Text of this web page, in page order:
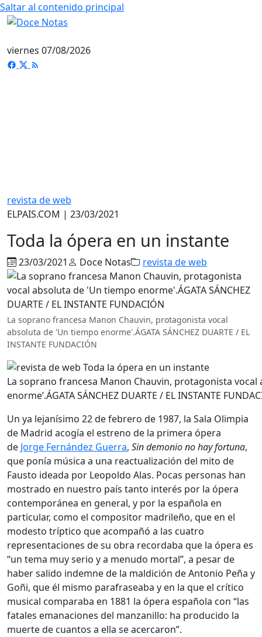
Saltar al contenido principal
viernes 07/08/2026
revista de web
ELPAIS.COM | 23/03/2021
Toda la ópera en un instante
23/03/2021 Doce Notas revista de web
La soprano francesa Manon Chauvin, protagonista vocal
absoluta de 'Un tiempo enorme'.ÁGATA SÁNCHEZ DUARTE / EL
INSTANTE FUNDACIÓN
La soprano francesa Manon Chauvin, protagonista vocal
enorme’.ÁGATA SÁNCHEZ DUARTE / EL INSTANTE
Un ya lejanísimo 22 de febrero de 1987, la Sala Olimpia
de Madrid acogía el estreno de la primera ópera
de Jorge Fernández Guerra, Sin demonio no hay fortuna,
que ponía música a una reactualización del mito de
Fausto ideada por Leopoldo Alas. Pocas personas han
mostrado en nuestro país tanto interés por la ópera
contemporánea en general, y por la española en
particular, como el compositor madrileño, que en el
modesto tríptico que acompañó a las cuatro
representaciones de su obra recordaba que la ópera es
“un tema muy serio y a menudo mortal”, a pesar de
haber salido indemne de la maldición de Antonio Peña y
Goñi, que él mismo parafraseaba y en la que el crítico
musical comparaba en 1881 la ópera española con “las
fatales emanaciones del manzanillo: ha producido la
muerte de cuantos a ella se acercaron”.